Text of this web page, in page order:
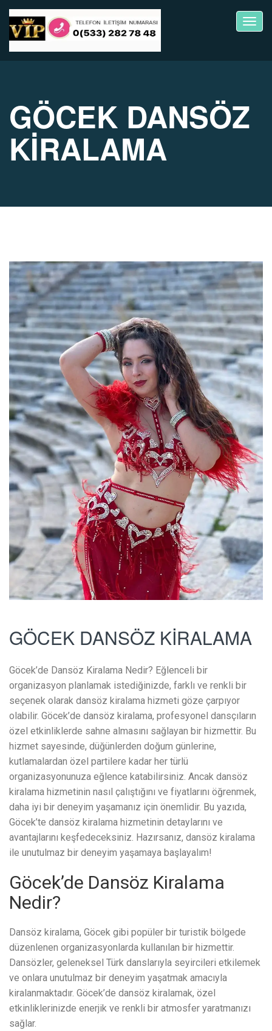
GÖCEK DANSÖZ
KİRALAMA
GÖCEK DANSÖZ KİRALAMA
Göcek’de Dansöz Kiralama Nedir? Eğlenceli bir
organizasyon planlamak istediğinizde, farklı ve renkli bir
seçenek olarak dansöz kiralama hizmeti göze çarpıyor
olabilir. Göcek’de dansöz kiralama, profesyonel dansçıların
özel etkinliklerde sahne almasını sağlayan bir hizmettir. Bu
hizmet sayesinde, düğünlerden doğum günlerine,
kutlamalardan özel partilere kadar her türlü
organizasyonunuza eğlence katabilirsiniz. Ancak dansöz
kiralama hizmetinin nasıl çalıştığını ve fiyatlarını öğrenmek,
daha iyi bir deneyim yaşamanız için önemlidir. Bu yazıda,
Göcek’te dansöz kiralama hizmetinin detaylarını ve
avantajlarını keşfedeceksiniz. Hazırsanız, dansöz kiralama
ile unutulmaz bir deneyim yaşamaya başlayalım!
Göcek’de Dansöz Kiralama
Nedir?
Dansöz kiralama, Göcek gibi popüler bir turistik bölgede
düzenlenen organizasyonlarda kullanılan bir hizmettir.
Dansözler, geleneksel Türk danslarıyla seyircileri etkilemek
ve onlara unutulmaz bir deneyim yaşatmak amacıyla
kiralanmaktadır. Göcek’de dansöz kiralamak, özel
etkinliklerinizde enerjik ve renkli bir atmosfer yaratmanızı
sağlar.